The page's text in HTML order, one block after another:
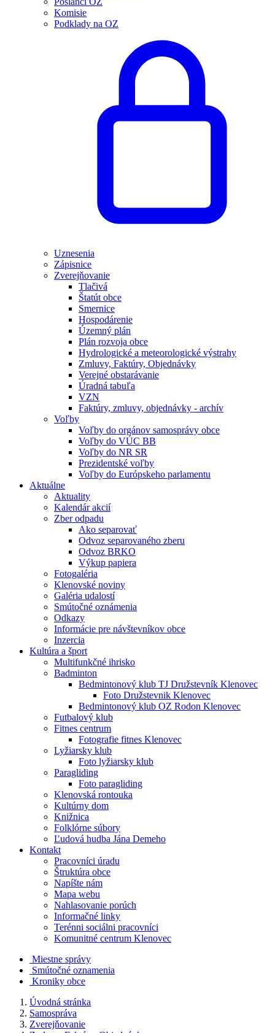
Komisie
Podklady na OZ
Uznesenia
Zápisnice
Zverejňovanie
Tlačivá
Štatút obce
Smernice
Hospodárenie
Územný plán
Plán rozvoja obce
Hydrologické a meteorologické výstrahy
Zmluvy, Faktúry, Objednávky
Verejné obstarávanie
Úradná tabuľa
VZN
Faktúry, zmluvy, objednávky - archív
Voľby
Voľby do orgánov samosprávy obce
Voľby do VÚC BB
Voľby do NR SR
Prezidentské voľby
Voľby do Európskeho parlamentu
Aktuálne
Aktuality
Kalendár akcií
Zber odpadu
Ako separovať
Odvoz separovaného zberu
Odvoz BRKO
Výkup papiera
Fotogaléria
Klenovské noviny
Galéria udalostí
Smútočné oznámenia
Odkazy
Informácie pre návštevníkov obce
Inzercia
Kultúra a šport
Multifunkčné ihrisko
Badminton
Bedmintonový klub TJ Družstevník Klenovec
Foto Družstevnik Klenovec
Bedmintonový klub OZ Rodon Klenovec
Futbalový klub
Fitnes centrum
Fotografie fitnes Klenovec
Lyžiarsky klub
Foto lyžiarsky klub
Paragliding
Foto paragliding
Klenovská rontouka
Kultúrny dom
Knižnica
Folklórne súbory
Ľudová hudba Jána Demeho
Kontakt
Pracovníci úradu
Štruktúra obce
Napíšte nám
Mapa webu
Nahlasovanie porúch
Informačné linky
Terénni sociálni pracovníci
Komunitné centrum Klenovec
Miestne správy
Smútočné oznamenia
Kroniky obce
Úvodná stránka
Samospráva
Zverejňovanie